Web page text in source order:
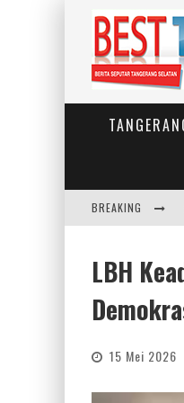
BREAKING
LBH
15 Mei 2026